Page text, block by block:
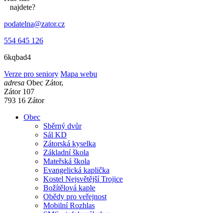
najdete?
podatelna@zator.cz
554 645 126
6kqbad4
Verze pro seniory Mapa webu
adresa Obec Zátor,
Zátor 107
793 16 Zátor
Obec
Sběrný dvůr
Sál KD
Zátorská kyselka
Základní škola
Mateřská škola
Evangelická kaplička
Kostel Nejsvětější Trojice
Božítělová kaple
Obědy pro veřejnost
Mobilní Rozhlas